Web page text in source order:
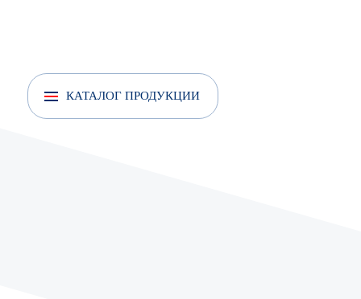
КАТАЛОГ ПРОДУКЦИИ